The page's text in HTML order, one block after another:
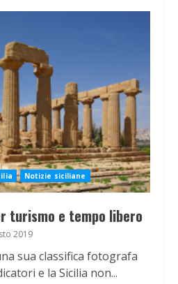
Notizie siciliane
turismo e tempo libero
2019
sua classifica fotografa
e la Sicilia non...